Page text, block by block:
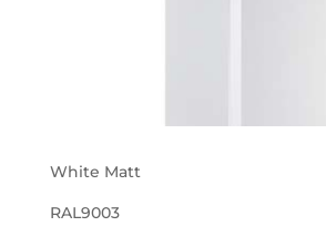
White Matt
RAL9003